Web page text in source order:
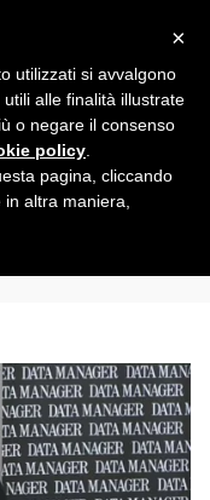
×
utilizzati si avvalgono
alle finalità illustrate
o negare il consenso
policy
pagina, cliccando
altra maniera,